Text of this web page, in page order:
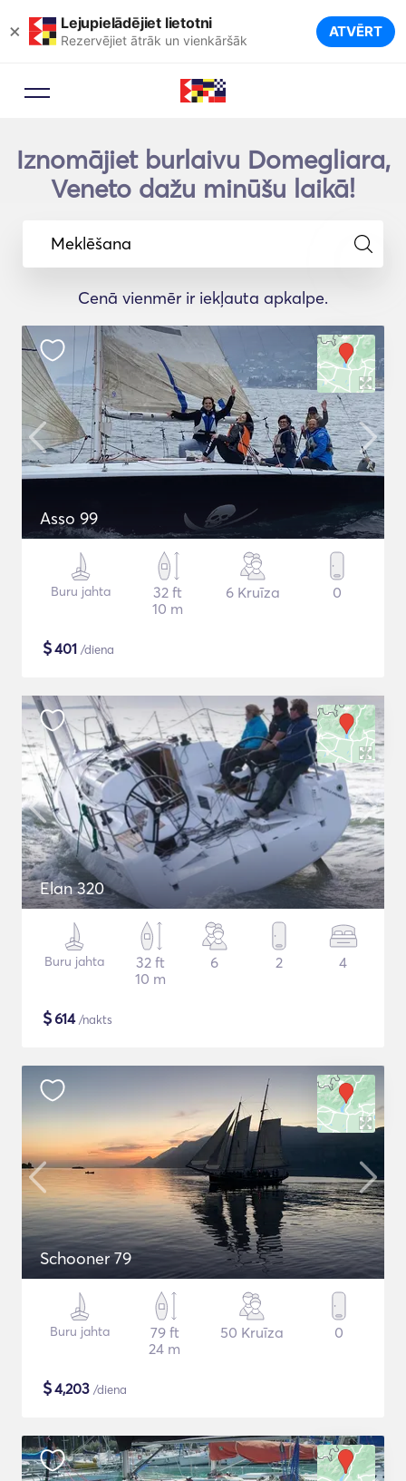
× Lejupielādējiet lietotni
Rezervējiet ātrāk un vienkāršāk ATVĒRT
Iznomājiet burlaivu Domegliara,
Veneto dažu minūšu laikā!
Meklēšana
Cenā vienmēr ir iekļauta apkalpe.
Asso 99
Buru jahta
32 ft
10 m
6 Kruīza 0
$401 /diena
Elan 320
Buru jahta
32 ft
10 m
6 2 4
$614/nakts
Schooner 79
Buru jahta
79 ft
24 m
50 Kruīza 0
$4,203 /diena